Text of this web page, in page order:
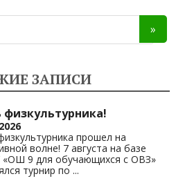
ЗАПИСИ
физкультурника!
прошел на
волне! 7 августа на базе
9 для обучающихся с ОВЗ»
турнир по ...